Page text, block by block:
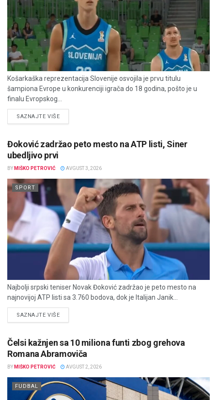
Košarkaška reprezentacija Slovenije osvojila je prvu titulu
šampiona Evrope u konkurenciji igrača do 18 godina, pošto je u
finalu Evropskog...
SAZNAJTE VIŠEDETAILS
Đoković zadržao peto mesto na ATP listi, Siner
ubedljivo prvi
BY MIŠKO PETROVIĆ AVGUST 3, 2026
SPORT
Najbolji srpski teniser Novak Đoković zadržao je peto mesto na
najnovijoj ATP listi sa 3.760 bodova, dok je Italijan Janik...
SAZNAJTE VIŠEDETAILS
Čelsi kažnjen sa 10 miliona funti zbog grehova
Romana Abramoviča
BY MIŠKO PETROVIĆ AVGUST 2, 2026
FUDBAL